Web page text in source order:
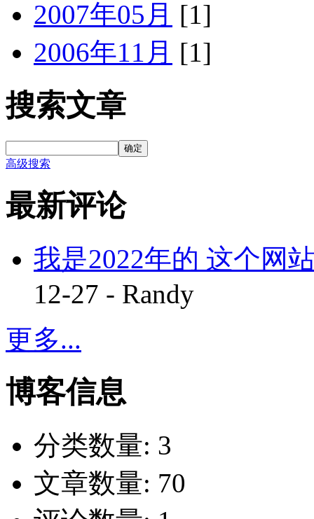
2007年05月 [1]
2006年11月 [1]
搜索文章
确定
高级搜索
最新评论
我是2022年的 这个网
12-27 - Randy
更多...
博客信息
分类数量: 3
文章数量: 70